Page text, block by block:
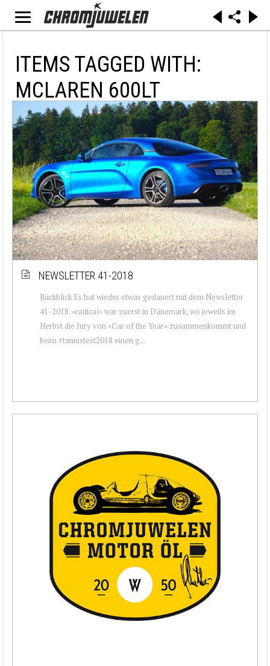
ITEMS TAGGED WITH:
MCLAREN 600LT
NEWSLETTER 41-2018
Rückblick Es hat wieder etwas gedauert mit dem Newsletter
41-2018. «radical» war zuerst in Dänemark, wo jeweils im
Herbst die Jury von «Car of the Year» zusammenkommt und
beim #tannistest2018 einen g...